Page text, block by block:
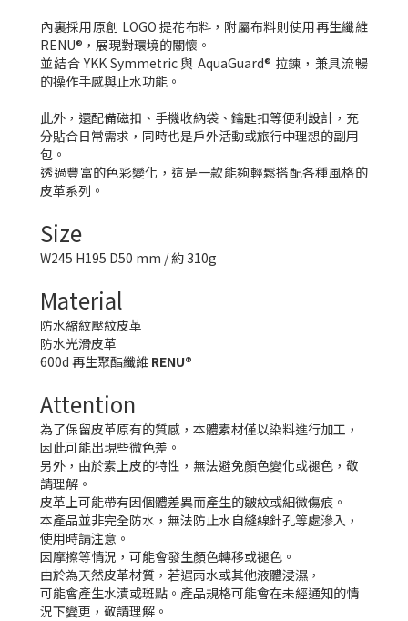
內裏採用原創 LOGO 提花布料，附屬布料則使用再生纖維
RENU®，展現對環境的關懷。
並結合 YKK Symmetric 與 AquaGuard® 拉鍊，兼具流暢
的操作手感與止水功能。
此外，還配備磁扣、手機收納袋、鑰匙扣等便利設計，充
分貼合日常需求，同時也是戶外活動或旅行中理想的副用
包。
透過豐富的色彩變化，這是一款能夠輕鬆搭配各種風格的
皮革系列。
Size
W245 H195 D50 mm /約 310g
Material
防水縮紋壓紋皮革
防水光滑皮革
600d 再生聚酯纖維 RENU®
Attention
為了保留皮革原有的質感，本體素材僅以染料進行加工，
因此可能出現些微色差。
另外，由於素上皮的特性，無法避免顏色變化或褪色，敬
請理解。
皮革上可能帶有因個體差異而產生的皺紋或細微傷痕。
本產品並非完全防水，無法防止水自縫線針孔等處滲入，
使用時請注意。
因摩擦等情況，可能會發生顏色轉移或褪色。
由於為天然皮革材質，若遇雨水或其他液體浸濕，
可能會產生水漬或斑點。產品規格可能會在未經通知的情
況下變更，敬請理解。